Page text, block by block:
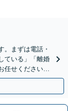
。まずは電話・
ている」「離婚
任せください。